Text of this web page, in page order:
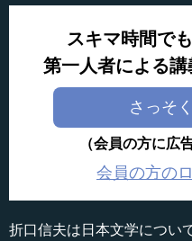
スキマ時間で
第一人者による
さっそ
（会員の方に広
会員の方の
折口信夫は日本文学につい